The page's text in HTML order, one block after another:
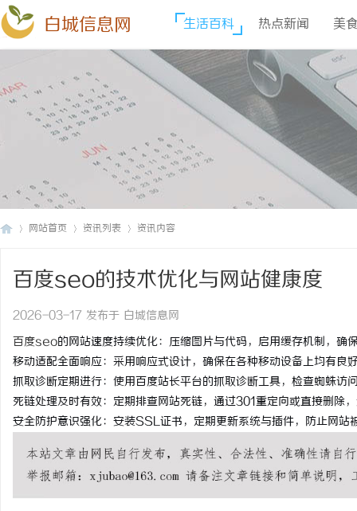
白城信息网 生活百科 热点新闻 美
网站首页 资讯列表 资讯内容
百度seo的技术优化与网站健康度
2026-03-17 发布于 白城信息网
百度seo的网站速度持续优化：压缩图片与代码，启用缓存机制，确
移动适配全面响应：采用响应式设计，确保在各种移动设备上均有良
抓取诊断定期进行：使用百度站长平台的抓取诊断工具，检查蜘蛛访
死链处理及时有效：定期排查网站死链，通过301重定向或直接删除
安全防护意识强化：安装SSL证书，定期更新系统与插件，防止网站